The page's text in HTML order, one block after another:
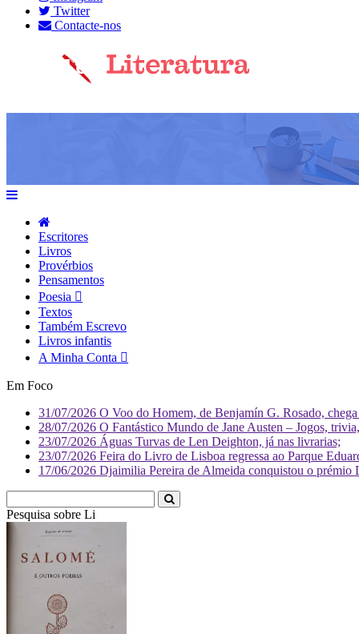
Twitter
Contacte-nos
Escritores
Livros
Provérbios
Pensamentos
Poesia
Textos
Também Escrevo
Livros infantis
A Minha Conta
Em Foco
31/07/2026 O Voo do Homem, de Benjamín G. Rosado,
28/07/2026 O Fantástico Mundo de Jane Austen – Jogos,
23/07/2026 Águas Turvas de Len Deighton, já nas livrarias;
23/07/2026 Feira do Livro de Lisboa regressa ao Parque
17/06/2026 Djaimilia Pereira de Almeida conquistou o
Pesquisa sobre Literatura